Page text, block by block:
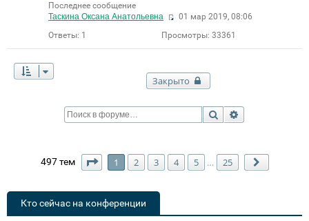
Последнее сообщение
Таскина Оксана Анатольевна
01 мар 2019, 08:06
Ответы: 1 Просмотры: 33361
Закрыто
Поиск
497 тем Страница из
1 2 3 4 5 … 25
Кто сейчас на конференции